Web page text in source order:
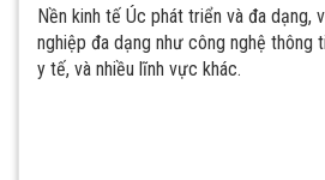
Nền kinh tế Úc phát triển và đa dạng,
nghiệp đa dạng như công nghệ thông
y tế, và nhiều lĩnh vực khác.